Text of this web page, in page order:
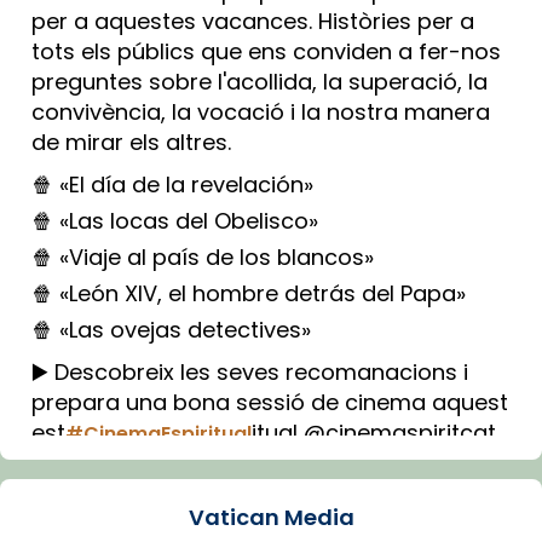
per a aquestes vacances. Històries per a
tots els públics que ens conviden a fer-nos
preguntes sobre l'acollida, la superació, la
convivència, la vocació i la nostra manera
de mirar els altres.
🍿 «El día de la revelación»
🍿 «Las locas del Obelisco»
🍿 «Viaje al país de los blancos»
🍿 «León XIV, el hombre detrás del Papa»
🍿 «Las ovejas detectives»
▶️ Descobreix les seves recomanacions i
prepara una bona sessió de cinema aquest
est#CinemaEspiritualitual @cinemaspiritcat
Imatge: Generada amb IA (OpenAI)
Vatican Media